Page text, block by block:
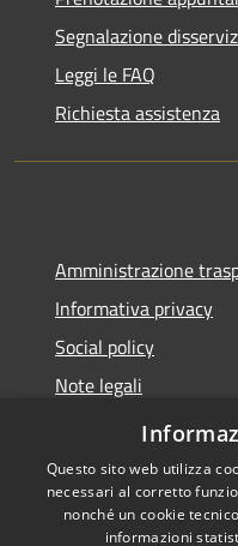
Segnalazione
Leggi le FAQ
Richiesta assistenza
Amministrazione
Informativa privacy
Social policy
Note legali
Dichiarazione di
Questo sito web utilizza
necessari al corretto
nonché un cookie
informazioni